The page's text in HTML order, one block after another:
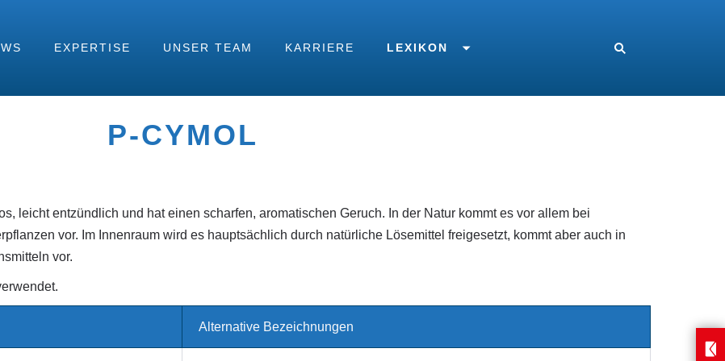
EXPERTISE UNSER TEAM KARRIERE LEXIKON
P-CYMOL
leicht entzündlich und hat einen scharfen, aromatischen Geruch. In der Natur kommt es vor allem bei
vor. Im Innenraum wird es hauptsächlich durch natürliche Lösemittel freigesetzt, kommt aber auch in
vor.
Alternative Bezeichnungen